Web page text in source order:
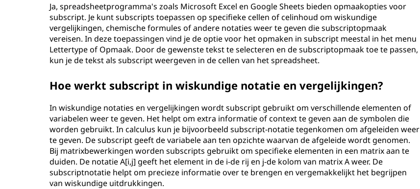
Ja, spreadsheetprogramma's zoals Microsoft Excel en Google Sheets bieden opmaakopties voor
subscript. Je kunt subscripts toepassen op specifieke cellen of celinhoud om wiskundige
vergelijkingen, chemische formules of andere notaties weer te geven die subscriptopmaak
vereisen. In deze toepassingen vind je de optie voor het opmaken in subscript meestal in het menu
Lettertype of Opmaak. Door de gewenste tekst te selecteren en de subscriptopmaak toe te passen,
kun je de tekst als subscript weergeven in de cellen van het spreadsheet.
Hoe werkt subscript in wiskundige notatie en vergelijkingen?
In wiskundige notaties en vergelijkingen wordt subscript gebruikt om verschillende elementen of
variabelen weer te geven. Het helpt om extra informatie of context te geven aan de symbolen die
worden gebruikt. In calculus kun je bijvoorbeeld subscript-notatie tegenkomen om afgeleiden weer
te geven. De subscript geeft de variabele aan ten opzichte waarvan de afgeleide wordt genomen.
Bij matrixbewerkingen worden subscripts gebruikt om specifieke elementen in een matrix aan te
duiden. De notatie A[i,j] geeft het element in de i-de rij en j-de kolom van matrix A weer. De
subscriptnotatie helpt om precieze informatie over te brengen en vergemakkelijkt het begrijpen
van wiskundige uitdrukkingen.